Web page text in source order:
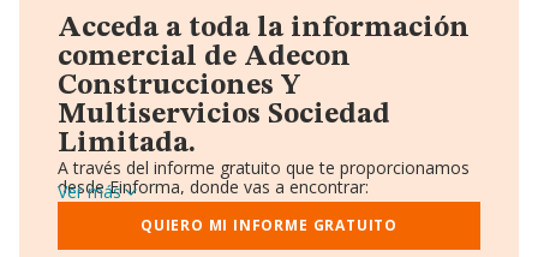
Acceda a toda la información
comercial de Adecon
Construcciones Y
Multiservicios Sociedad
Limitada.
A través del informe gratuito que te proporcionamos
desde Einforma, donde vas a encontrar:
Datos identificativos: Denominación, CIF,
Teléfono, Domicilio.
Informe Mercantil Completo (BORME).
Ver más
QUIERO MI INFORME GRATUITO